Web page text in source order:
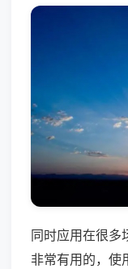
同时应用在很多
非常有用的，使